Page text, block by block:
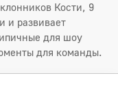
Кости, 9
и развивает
для шоу
для команды.